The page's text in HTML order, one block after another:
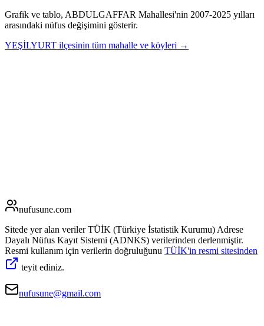
Grafik ve tablo, ABDULGAFFAR Mahallesi'nin 2007-2025 yılları
arasındaki nüfus değişimini gösterir.
YEŞİLYURT ilçesinin tüm mahalle ve köyleri →
nufusune.com
Sitede yer alan veriler TÜİK (Türkiye İstatistik Kurumu) Adrese
Dayalı Nüfus Kayıt Sistemi (ADNKS) verilerinden derlenmiştir.
Resmi kullanım için verilerin doğruluğunu TÜİK'in resmi sitesinden
teyit ediniz.
nufusune@gmail.com